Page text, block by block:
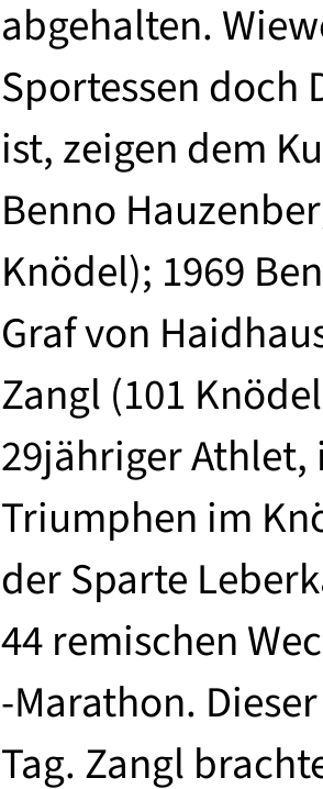
abgehalten.
Sportessen doch
ist, zeigen dem
Benno
Knödel); 1969
Graf von
Zangl (101
29jähriger Athlet,
Triumphen im
der Sparte
44 remischen
-Marathon.
Tag. Zangl